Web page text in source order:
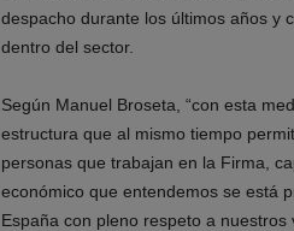
despacho durante los últimos años y
dentro del sector.
Según Manuel Broseta, “con esta
estructura que al mismo tiempo
personas que trabajan en la Firma,
económico que entendemos se está
España con pleno respeto a